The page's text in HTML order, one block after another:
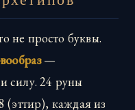
не просто буквы.
—
силу. 24 руны
(эттир), каждая из